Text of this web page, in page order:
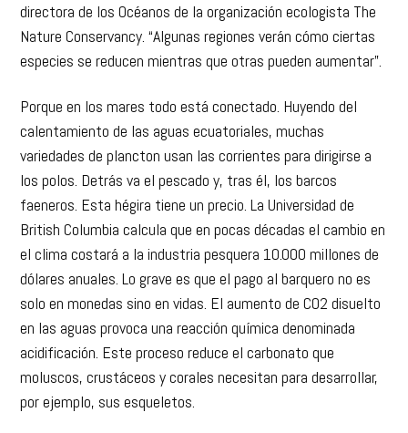
directora de los Océanos de la organización ecologista The
Nature Conservancy. “Algunas regiones verán cómo ciertas
especies se reducen mientras que otras pueden aumentar”.
Porque en los mares todo está conectado. Huyendo del
calentamiento de las aguas ecuatoriales, muchas
variedades de plancton usan las corrientes para dirigirse a
los polos. Detrás va el pescado y, tras él, los barcos
faeneros. Esta hégira tiene un precio. La Universidad de
British Columbia calcula que en pocas décadas el cambio en
el clima costará a la industria pesquera 10.000 millones de
dólares anuales. Lo grave es que el pago al barquero no es
solo en monedas sino en vidas. El aumento de CO2 disuelto
en las aguas provoca una reacción química denominada
acidificación. Este proceso reduce el carbonato que
moluscos, crustáceos y corales necesitan para desarrollar,
por ejemplo, sus esqueletos.